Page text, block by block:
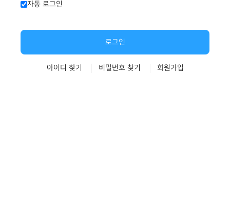
자동 로그인
로그인
아이디 찾기 비밀번호 찾기 회원가입